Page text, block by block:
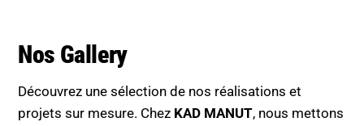
Nos Gallery
Découvrez une sélection de nos réalisations et
projets sur mesure. Chez KAD MANUT, nous mettons